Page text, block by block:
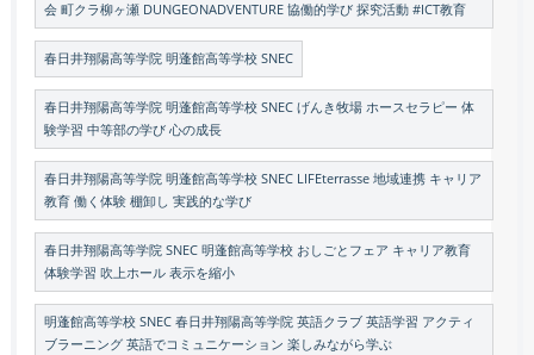
会 町クラ柳ヶ瀬 DUNGEONADVENTURE 協働的学び 探究活動 #ICT教育
春日井翔陽高等学院 明蓬館高等学校 SNEC
春日井翔陽高等学院 明蓬館高等学校 SNEC げんき牧場 ホースセラピー 体
験学習 中等部の学び 心の成長
春日井翔陽高等学院 明蓬館高等学校 SNEC LIFEterrasse 地域連携 キャリア
教育 働く体験 棚卸し 実践的な学び
春日井翔陽高等学院 SNEC 明蓬館高等学校 おしごとフェア キャリア教育
体験学習 吹上ホール 表示を縮小
明蓬館高等学校 SNEC 春日井翔陽高等学院 英語クラブ 英語学習 アクティ
ブラーニング 英語でコミュニケーション 楽しみながら学ぶ